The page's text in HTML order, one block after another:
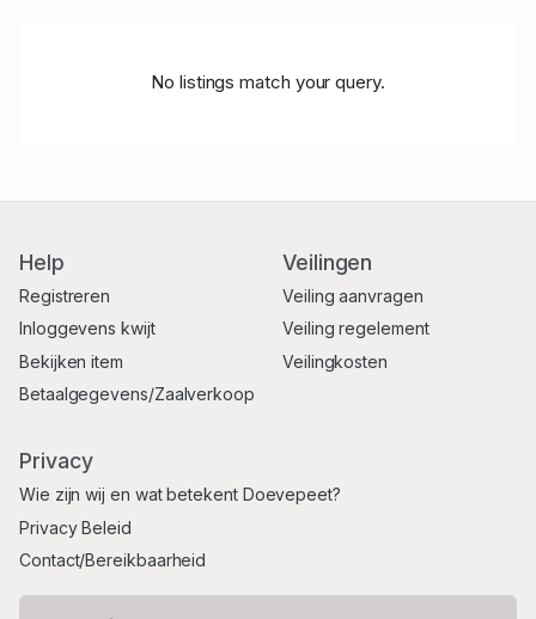
No listings match your query.
Help
Registreren
Inloggevens kwijt
Bekijken item
Betaalgegevens/Zaalverkoop
Veilingen
Veiling aanvragen
Veiling regelement
Veilingkosten
Privacy
Wie zijn wij en wat betekent Doevepeet?
Privacy Beleid
Contact/Bereikbaarheid